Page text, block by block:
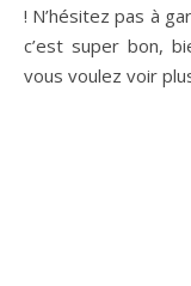
! N’hésitez pas à
c’est super bon,
vous voulez voir